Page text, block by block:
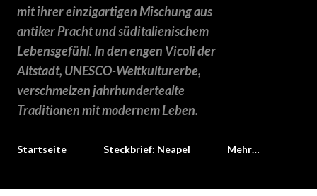
mit ihrer einzigartigen Mischung aus
antiker Pracht und süditalienischem
Lebensgefühl. In den engen Vicoli der
Altstadt, UNESCO-Weltkulturerbe,
verschmelzen jahrhundertealte
Traditionen mit modernem Leben.
Startseite Steckbrief: Neapel Mehr…